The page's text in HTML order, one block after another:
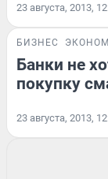
23 августа, 2013,
БИЗНЕС
Банки не
покупку
23 августа, 2013,